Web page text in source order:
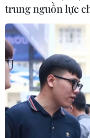
nhiều tuyến phố ven
với các hoạt động
Food Tour 2026 diễn
trung nguồn lực